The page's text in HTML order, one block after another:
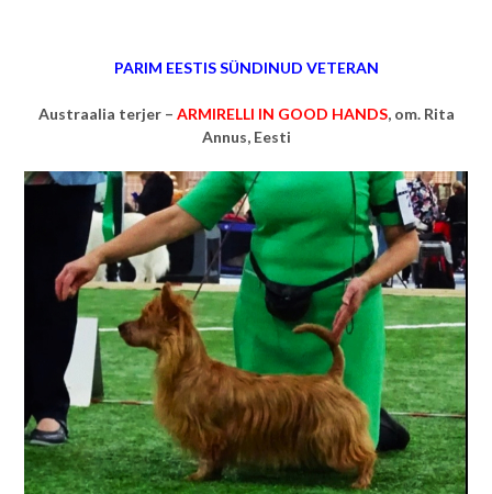
PARIM EESTIS SÜNDINUD VETERAN
Austraalia terjer – ARMIRELLI IN GOOD HANDS, om. Rita
Annus, Eesti